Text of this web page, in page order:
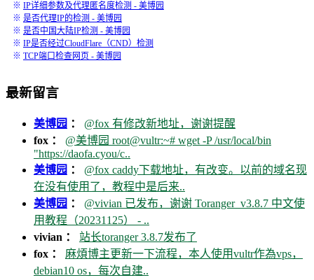
※ IP详细参数及代理匿名度检测 - 美博园
※ 是否代理IP的检测 - 美博园
※ 是否中国大陆IP检测 - 美博园
※ IP是否经过CloudFlare（CND）检测
※ TCP端口检查网页 - 美博园
最新留言
美博园 ： @fox 有修改新地址，谢谢提醒
fox ： @美博园 root@vultr:~# wget -P /usr/local/bin
"https://daofa.cyou/c..
美博园 ： @fox caddy下载地址，有改变。以前的域名现
在没有使用了，教程中是后来..
美博园 ： @vivian 已发布，谢谢 Toranger_v3.8.7 中文使
用教程（20231125） - ..
vivian ： 站长toranger 3.8.7发布了
fox ： 麻煩博主更新一下流程，本人使用vultr作為vps，
debian10 os，每次自建..